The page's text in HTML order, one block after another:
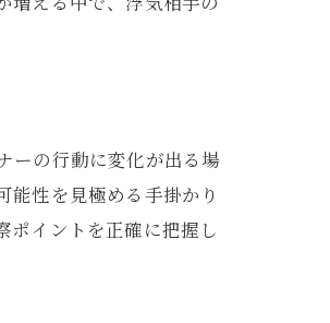
ーの行動に変化が出る場
能性を見極める手掛かり
ポイントを正確に把握し